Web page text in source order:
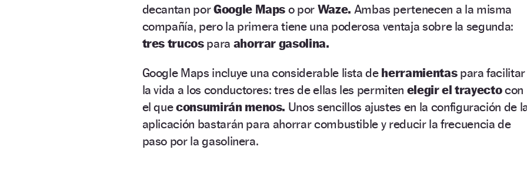
decantan porGoogle Maps o por Waze. Ambas pertenecen a la misma
compañía, pero la primera tiene una poderosa ventaja sobre la segunda:
tres trucospara ahorrar gasolina.
Google Maps incluye una considerable lista de herramientas para facilitar
la vida a los conductores: tres de ellas les permiten elegir el trayectocon
el queconsumirán menos. Unos sencillos ajustes en la configuración de
aplicación bastarán para ahorrar combustible y reducir la frecuencia de
paso por la gasolinera.